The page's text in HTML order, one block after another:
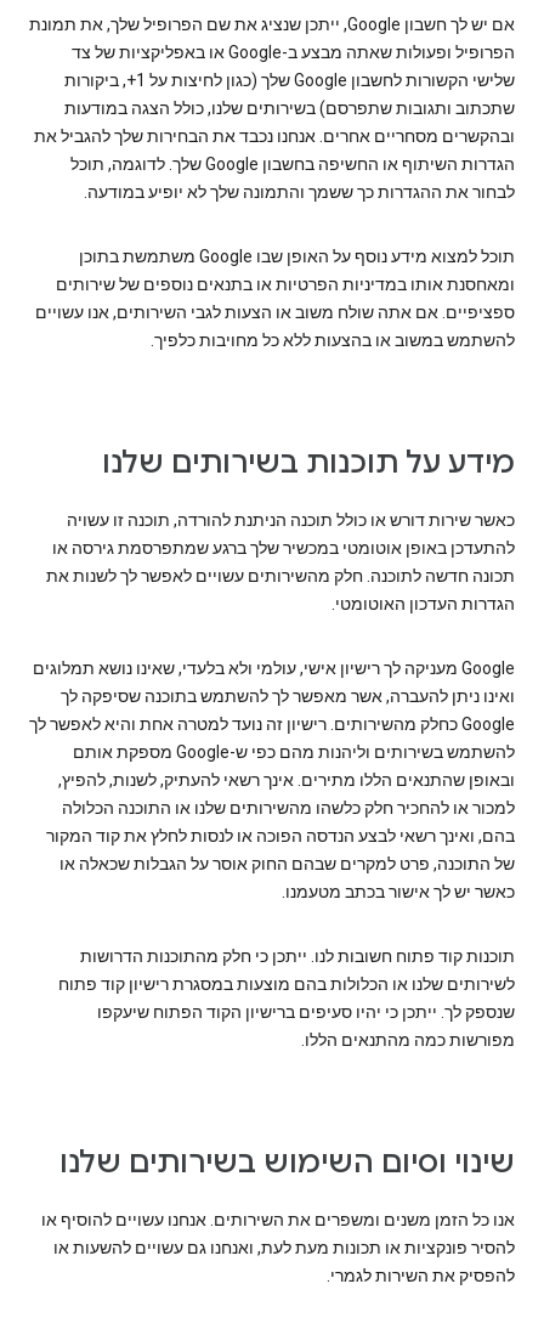
אם יש לך חשבון Google, ייתכן שנציג את שם הפרופיל שלך, את תמונת
הפרופיל ופעולות שאתה מבצע ב-Google או באפליקציות של צד
שלישי הקשורות לחשבון Google שלך (כגון לחיצות על ‎+1, ביקורות
שתכתוב ותגובות שתפרסם) בשירותים שלנו, כולל הצגה במודעות
ובהקשרים מסחריים אחרים. אנחנו נכבד את הבחירות שלך להגביל את
הגדרות השיתוף או החשיפה בחשבון Google שלך. לדוגמה, תוכל
לבחור את ההגדרות כך ששמך והתמונה שלך לא יופיע במודעה.
תוכל למצוא מידע נוסף על האופן שבו Google משתמשת בתוכן
ומאחסנת אותו במדיניות הפרטיות או בתנאים נוספים של שירותים
ספציפיים. אם אתה שולח משוב או הצעות לגבי השירותים, אנו עשויים
להשתמש במשוב או בהצעות ללא כל מחויבות כלפיך.
מידע על תוכנות בשירותים שלנו
כאשר שירות דורש או כולל תוכנה הניתנת להורדה, תוכנה זו עשויה
להתעדכן באופן אוטומטי במכשיר שלך ברגע שמתפרסמת גירסה או
תכונה חדשה לתוכנה. חלק מהשירותים עשויים לאפשר לך לשנות את
הגדרות העדכון האוטומטי.
Google מעניקה לך רישיון אישי, עולמי ולא בלעדי, שאינו נושא תמלוגים
ואינו ניתן להעברה, אשר מאפשר לך להשתמש בתוכנה שסיפקה לך
Google כחלק מהשירותים. רישיון זה נועד למטרה אחת והיא לאפשר לך
להשתמש בשירותים וליהנות מהם כפי ש-Google מספקת אותם
ובאופן שהתנאים הללו מתירים. אינך רשאי להעתיק, לשנות, להפיץ,
למכור או להחכיר חלק כלשהו מהשירותים שלנו או התוכנה הכלולה
בהם, ואינך רשאי לבצע הנדסה הפוכה או לנסות לחלץ את קוד המקור
של התוכנה, פרט למקרים שבהם החוק אוסר על הגבלות שכאלה או
כאשר יש לך אישור בכתב מטעמנו.
תוכנות קוד פתוח חשובות לנו. ייתכן כי חלק מהתוכנות הדרושות
לשירותים שלנו או הכלולות בהם מוצעות במסגרת רישיון קוד פתוח
שנספק לך. ייתכן כי יהיו סעיפים ברישיון הקוד הפתוח שיעקפו
מפורשות כמה מהתנאים הללו.
שינוי וסיום השימוש בשירותים שלנו
אנו כל הזמן משנים ומשפרים את השירותים. אנחנו עשויים להוסיף או
להסיר פונקציות או תכונות מעת לעת, ואנחנו גם עשויים להשעות או
להפסיק את השירות לגמרי.